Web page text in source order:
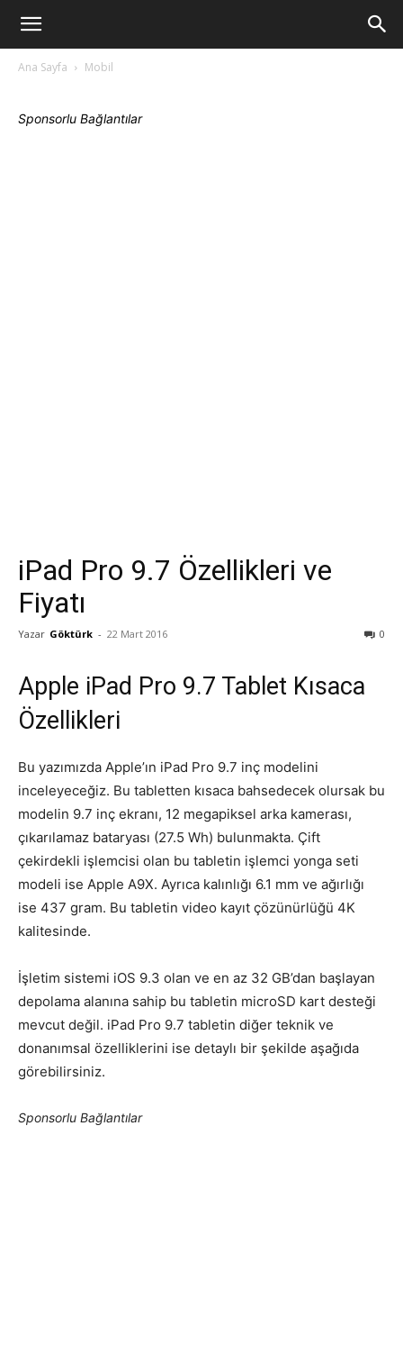
www.Teknoloji6.com
Ana Sayfa Mobil
Sponsorlu Bağlantılar
iPad Pro 9.7 Özellikleri ve
Fiyatı
Yazar Göktürk - 22 Mart 2016 0
Apple iPad Pro 9.7 Tablet Kısaca
Özellikleri
Bu yazımızda Apple’ın iPad Pro 9.7 inç modelini
inceleyeceğiz. Bu tabletten kısaca bahsedecek olursak bu
modelin 9.7 inç ekranı, 12 megapiksel arka kamerası,
çıkarılamaz bataryası (27.5 Wh) bulunmakta. Çift
çekirdekli işlemcisi olan bu tabletin işlemci yonga seti
modeli ise Apple A9X. Ayrıca kalınlığı 6.1 mm ve ağırlığı
ise 437 gram. Bu tabletin video kayıt çözünürlüğü 4K
kalitesinde.
İşletim sistemi iOS 9.3 olan ve en az 32 GB’dan başlayan
depolama alanına sahip bu tabletin microSD kart desteği
mevcut değil. iPad Pro 9.7 tabletin diğer teknik ve
donanımsal özelliklerini ise detaylı bir şekilde aşağıda
görebilirsiniz.
Sponsorlu Bağlantılar